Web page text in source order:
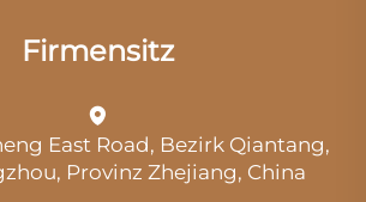
Firmensitz
East Road, Bezirk Qiantang,
Provinz Zhejiang, China